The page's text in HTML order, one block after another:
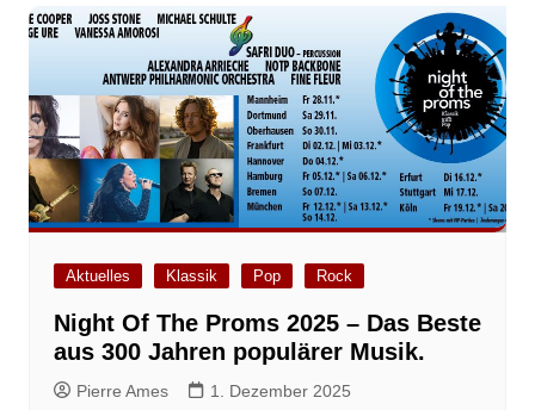
Aktuelles Klassik Pop Rock
Night Of The Proms 2025 – Das Beste
aus 300 Jahren populärer Musik.
Pierre Ames 1. Dezember 2025